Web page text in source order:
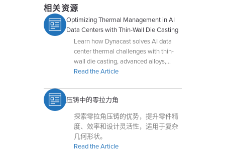
相关资源
Optimizing Thermal Management in AI
Data Centers with Thin-Wall Die Casting
Learn how Dynacast solves AI data
center thermal challenges with thin-
wall die casting, advanced alloys,
multi-slide technology, and real-time
Read the Article
压铸中的零拉力角
探索零拉角压铸的优势，提升零件精
度、效率和设计灵活性，适用于复杂
几何形状。
Read the Article